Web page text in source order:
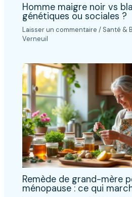
Homme maigre noir vs
génétiques ou sociales ?
Laisser un commentaire / Santé &
Verneuil
Remède de grand-mère
ménopause : ce qui